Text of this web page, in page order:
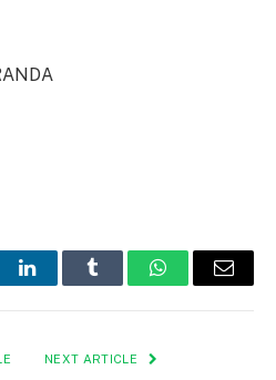
LinkedInTumblr WhatsAppEmail
NEXT ARTICLE